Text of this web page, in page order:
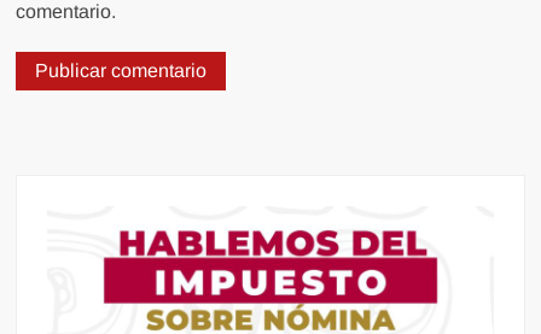
comentario.